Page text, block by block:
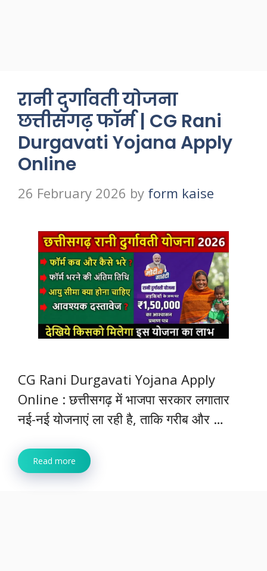
रानी दुर्गावती योजना
छत्तीसगढ़ फॉर्म | CG Rani
Durgavati Yojana Apply
Online
26 February 2026 by form kaise
CG Rani Durgavati Yojana Apply
Online : छत्तीसगढ़ में भाजपा सरकार लगातार
नई-नई योजनाएं ला रही है, ताकि गरीब और …
Read more